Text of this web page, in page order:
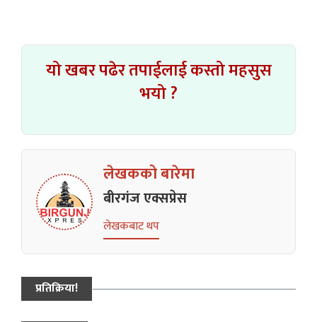
यो खबर पढेर तपाईलाई कस्तो महसुस
भयो ?
लेखकको बारेमा
बीरगंज एक्सप्रेस
लेखकबाट थप
प्रतिक्रिया!